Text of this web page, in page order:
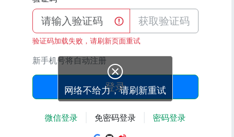
获取验证码
验证码加载失败，请刷新页面重试
新手机号将自动注册
登录
微信登录 免密码登录 密码登录

网络不给力，请刷新重试